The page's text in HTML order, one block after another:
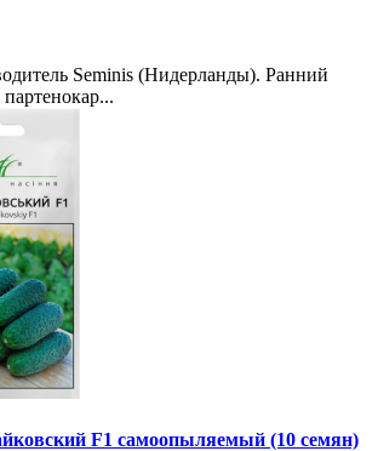
Seminis (Нидерланды). Ранний
F1 самоопыляемый (10 семян)